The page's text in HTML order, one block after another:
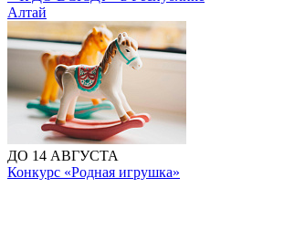
Алтай
ДО 14 АВГУСТА
Конкурс «Родная игрушка»